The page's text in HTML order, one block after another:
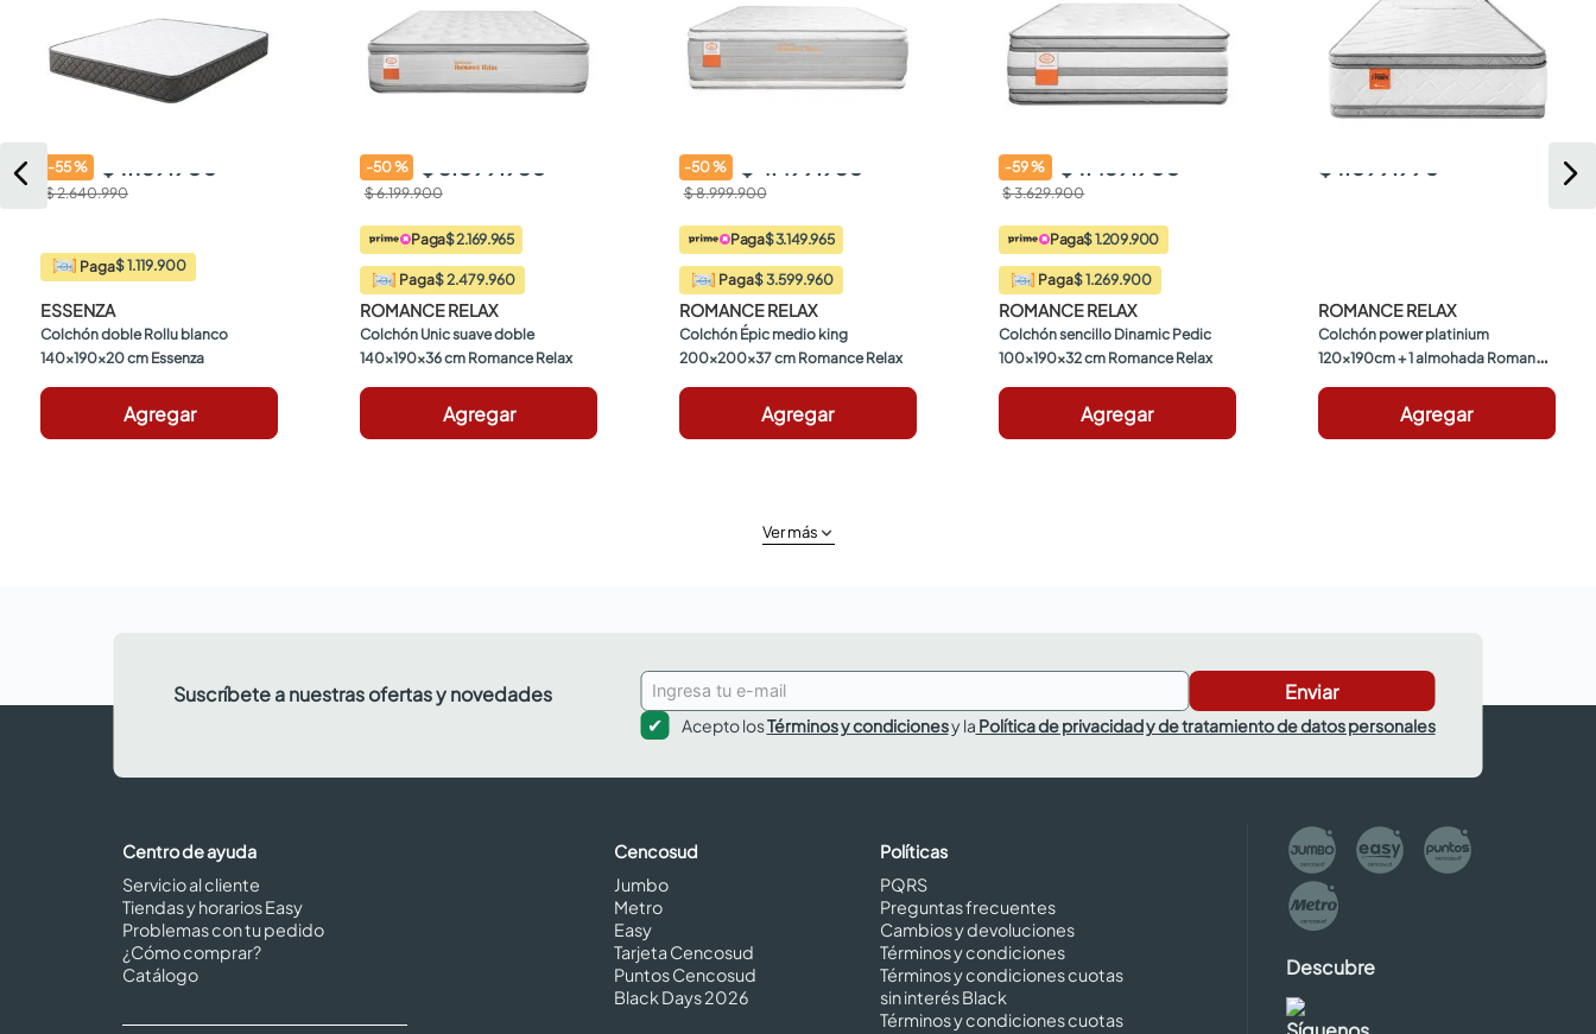
-55% $ 1.169.900
$ 2.640.990
Paga$ 1.119.900
ESSENZA
Colchón doble Rollu blanco
140x190x20 cm Essenza
Agregar
-50% $ 3.099.950
$ 6.199.900
Paga$ 2.169.965
Paga$ 2.479.960
ROMANCE RELAX
Colchón Unic suave doble
140x190x36 cm Romance Relax
Agregar
-50% $ 4.499.950
$ 8.999.900
Paga$ 3.149.965
Paga$ 3.599.960
ROMANCE RELAX
Colchón Épic medio king
200x200x37 cm Romance Relax
Agregar
-59% $ 1.469.900
$ 3.629.900
Paga$ 1.209.900
Paga$ 1.269.900
ROMANCE RELAX
Colchón sencillo Dinamic Pedic
100x190x32 cm Romance Relax
Agregar
$ 1.099.990
ROMANCE RELAX
Colchón power platinium
120x190cm + 1 almohada Romance
Agregar
Ver más
Suscríbete a nuestras ofertas y novedades Enviar
Acepto losTérminos y condicionesy la Política de privacidad y de tratamiento de datos personales
Centro de ayuda
Servicio al cliente
Tiendas y horarios Easy
Problemas con tu pedido
¿Cómo comprar?
Catálogo
Cencosud
Jumbo
Metro
Easy
Tarjeta Cencosud
Puntos Cencosud
Black Days 2026
Políticas
PQRS
Preguntas frecuentes
Cambios y devoluciones
Términos y condiciones
Términos y condiciones cuotas
sin interés Black
Términos y condiciones cuotas
Descubre